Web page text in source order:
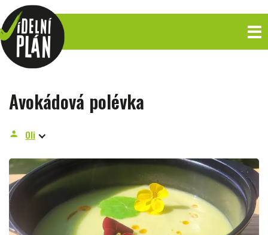
Avokádová polévka
person Oli